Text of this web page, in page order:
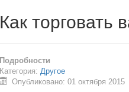
Как
Подробности
Категория: Другое
Опубликовано: 01 октября 2015